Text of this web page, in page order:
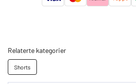
Relaterte kategorier
Shorts